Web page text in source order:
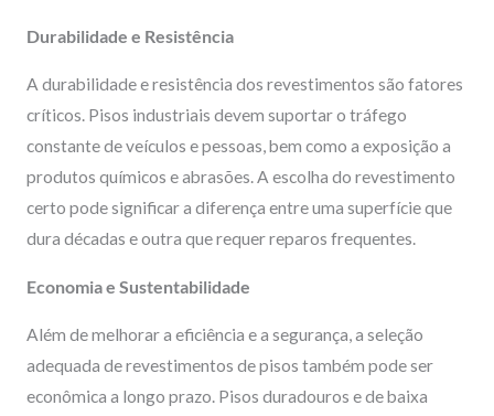
Durabilidade e Resistência
A durabilidade e resistência dos revestimentos são fatores
críticos. Pisos industriais devem suportar o tráfego
constante de veículos e pessoas, bem como a exposição a
produtos químicos e abrasões. A escolha do revestimento
certo pode significar a diferença entre uma superfície que
dura décadas e outra que requer reparos frequentes.
Economia e Sustentabilidade
Além de melhorar a eficiência e a segurança, a seleção
adequada de revestimentos de pisos também pode ser
econômica a longo prazo. Pisos duradouros e de baixa